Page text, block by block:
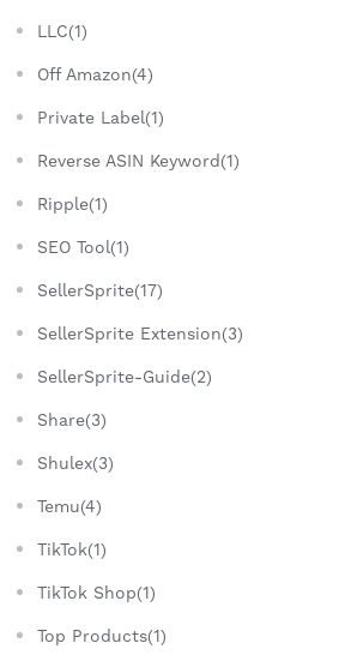
LLC(1)
Off Amazon(4)
Private Label(1)
Reverse ASIN Keyword(1)
Ripple(1)
SEO Tool(1)
SellerSprite(17)
SellerSprite Extension(3)
SellerSprite-Guide(2)
Share(3)
Shulex(3)
Temu(4)
TikTok(1)
TikTok Shop(1)
Top Products(1)